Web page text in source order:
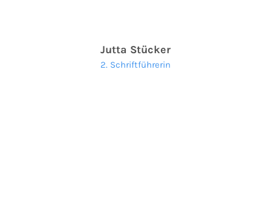
Jutta Stücker
2. Schriftführerin